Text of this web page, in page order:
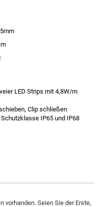
LED Strips mit 4,8W/m
Clip schließen
IP65 und IP68
vorhanden. Seien Sie der Erste,